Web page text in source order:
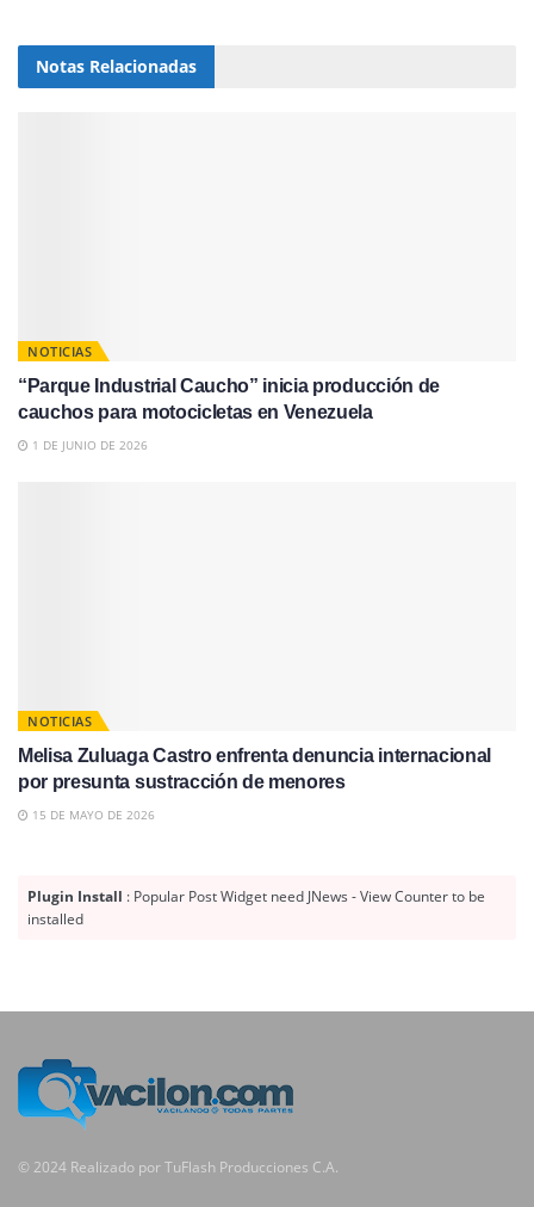
Notas Relacionadas
NOTICIAS
“Parque Industrial Caucho” inicia producción de
cauchos para motocicletas en Venezuela
1 DE JUNIO DE 2026
NOTICIAS
Melisa Zuluaga Castro enfrenta denuncia internacional
por presunta sustracción de menores
15 DE MAYO DE 2026
Plugin Install : Popular Post Widget need JNews - View Counter to be
installed
© 2024 Realizado por TuFlash Producciones C.A.